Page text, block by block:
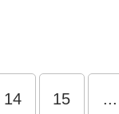
14 15 ...